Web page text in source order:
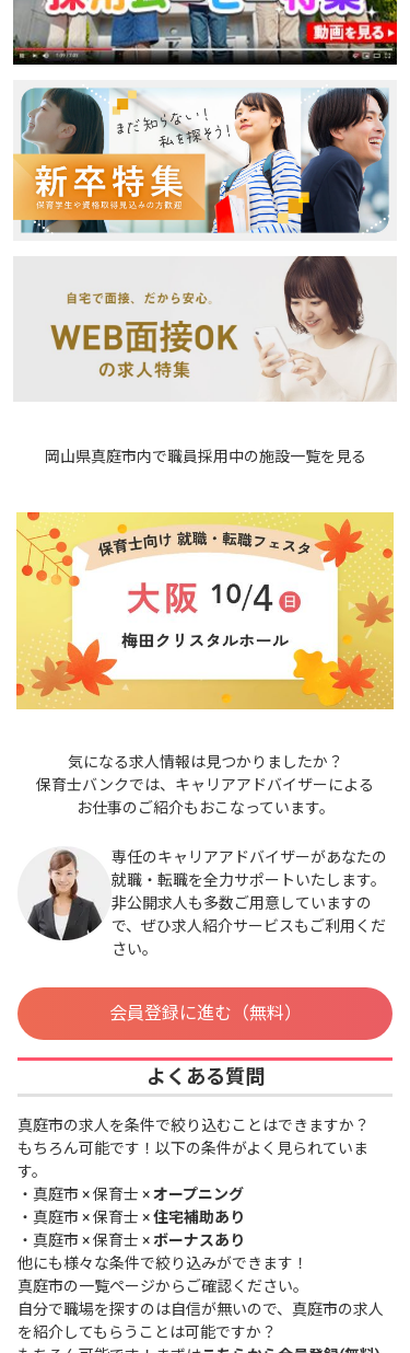
岡山県真庭市内で職員採用中の施設一覧を見る
気になる求人情報は見つかりましたか？
保育士バンクでは、キャリアアドバイザーによる
お仕事のご紹介もおこなっています。
専任のキャリアアドバイザーがあなたの
就職・転職を全力サポートいたします。
非公開求人も多数ご用意していますの
で、ぜひ求人紹介サービスもご利用くだ
さい。
会員登録に進む（無料）
よくある質問
真庭市の求人を条件で絞り込むことはできますか？
もちろん可能です！以下の条件がよく見られていま
す。
・ 真庭市 × 保育士 ×オープニング
・ 真庭市 × 保育士 ×住宅補助あり
・ 真庭市 × 保育士 ×ボーナスあり
他にも様々な条件で絞り込みができます！
真庭市の一覧ページからご確認ください。
自分で職場を探すのは自信が無いので、真庭市の求人
を紹介してもらうことは可能ですか？